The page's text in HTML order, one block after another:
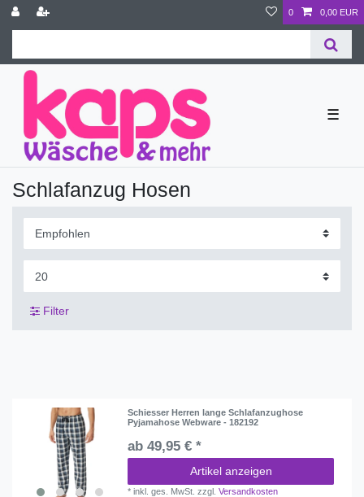
0 0,00 EUR
☰
Schlafanzug Hosen
Filter
Schiesser Herren lange Schlafanzughose
Pyjamahose Webware - 182192
ab 49,95 € *
Artikel anzeigen
*inkl. ges. MwSt. zzgl.Versandkosten